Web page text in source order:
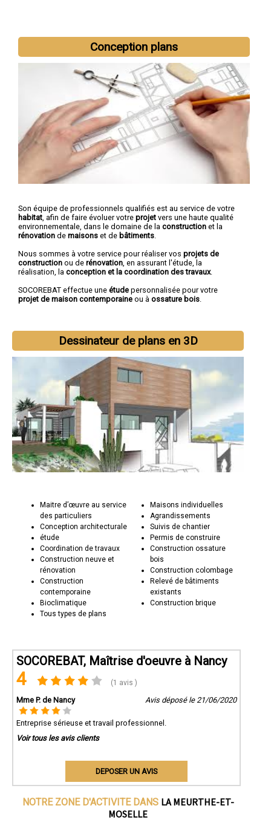
Nous intervenons aussi dans les villes suivantes :Nancy,
Vandœuvre-lès-Nancy,Lunéville,Toul, Villers-lès-Nancy
Longwy,Pont-à-Mousson,Saint-Max,Dombasle-sur-Meurthe
Conception plans
Son équipe de professionnels qualifiés est au service de votre
habitat , afin de faire évoluer votre projet vers une haute qualité
environnementale, dans le domaine de la construction et la
rénovation de maisons et de bâtiments
Nous sommes à votre service pour réaliser vos projets de
construction ou de rénovation , en assurant l'étude, la
réalisation, la conception et la coordination des travaux.
SOCOREBAT effectue une étude personnalisée pour votre
projet de maison contemporaine ou à ossature bois
Dessinateur de plans en 3D
Maitre d’œuvre au service
des particuliers
Conception architecturale
étude
Coordination de travaux
Construction neuve et
rénovation
Construction
contemporaine
Bioclimatique
Tous types de plans
Maisons individuelles
Agrandissements
Suivis de chantier
Permis de construire
Construction ossature
bois
Construction colombage
Relevé de bâtiments
existants
Construction brique
SOCOREBAT, Maîtrise d'oeuvre à Nancy
4 (1 avis )
Mme P. de Nancy Avis déposé le 21/06/2020
Entreprise sérieuse et travail professionnel.
Voir tous les avis clients
DEPOSER UN AVIS
NOTRE ZONE D'ACTIVITE DANS LA MEURTHE-ET-
MOSELLE